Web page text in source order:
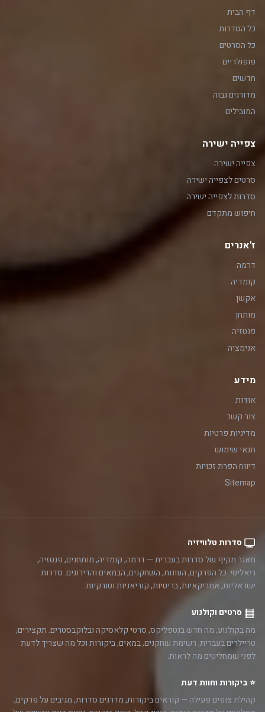
דף הבית
כל הסדרות
כל הסרטים
פופולריים
חדשים
מדורגים גבוה
המובילים
צפייה ישירה
צפייה ישירה
סרטים לצפייה ישירה
סדרות לצפייה ישירה
חיפוש מתקדם
ז'אנרים
דרמה
קומדיה
אקשן
מותחן
פנטזיה
אנימציה
מידע
אודות
צור קשר
מדיניות פרטיות
תנאי שימוש
דיווח הפרת זכויות
Sitemap
סדרות טלוויזיה
מאגר מקיף של סדרות בעברית — דרמה, קומדיה, מותחנים, פנטזיה,
ריאליטי. כל הפרקים, העונות, השחקנים, הבמאים והדירוגים. סדרות
ישראליות, אמריקאיות, בריטיות, קוריאניות וטורקיות.
סרטים וקולנוע
מה בקולנוע, מה חדש בנטפליקס, סרטי קלאסיקה ובלוקבסטרים. תקצירים,
טריילרים בעברית, רשימת שחקנים, במאים, ביקורות וכל מה שצריך לדעת
לפני שמחליטים מה לראות.
⭐ ביקורות וחוות דעת
קהילת צופים פעילה — קוראים ביקורות, מדרגים סדרות, מגיבים על פרקים,